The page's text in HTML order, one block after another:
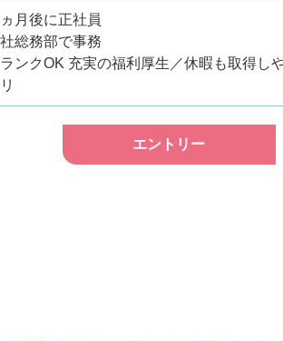
月後に正社員
総務部で事務
ンクOK 充実の福利厚生／休暇も取得し
エントリー